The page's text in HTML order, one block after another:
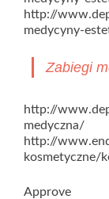
http://
medycyny-
Zabiegi
http://
medyczna/
http://
kosmetyczne/
Approve